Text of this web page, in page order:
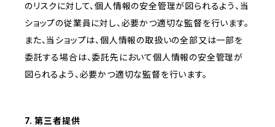
のリスクに対して、個人情報の安全管理が図られるよう、当
ショップの従業員に対し、必要かつ適切な監督を行います。
また、当ショップは、個人情報の取扱いの全部又は一部を
委託する場合は、委託先において個人情報の安全管理が
図られるよう、必要かつ適切な監督を行います。
7. 第三者提供